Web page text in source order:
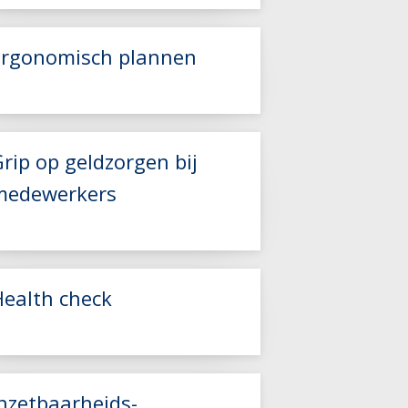
plannen
Lees meer
op geldzorgen bij
check